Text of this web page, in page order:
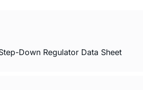
Down Regulator Data Sheet